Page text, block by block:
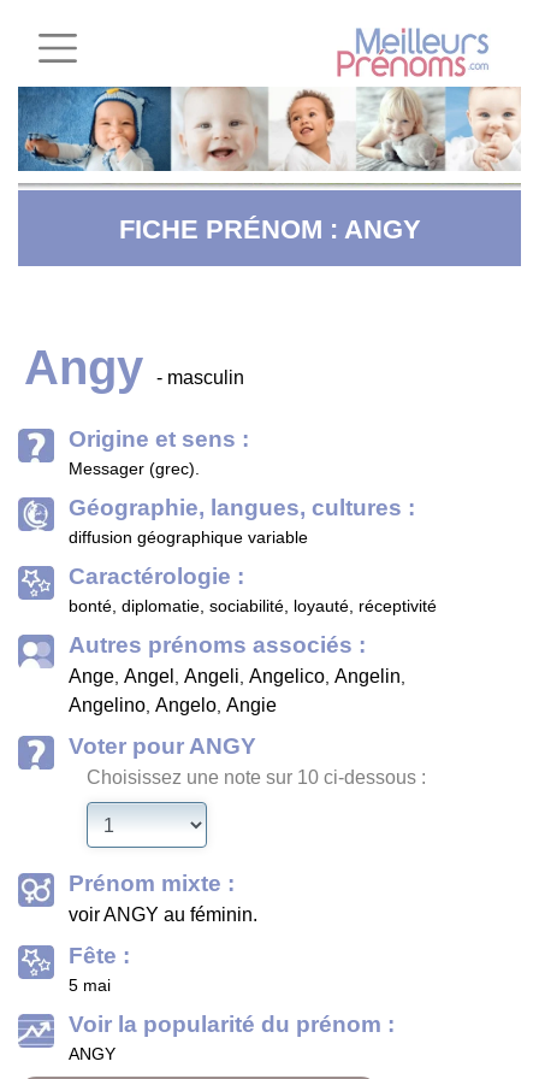
FICHE PRÉNOM : ANGY
Angy - masculin
Origine et sens :
Messager (grec).
Géographie, langues, cultures :
diffusion géographique variable
Caractérologie :
bonté, diplomatie, sociabilité, loyauté, réceptivité
Autres prénoms associés :
Ange, Angel , Angeli, Angelico, Angelin,
Angelino, Angelo, Angie
Voter pour ANGY
Choisissez une note sur 10 ci-dessous :
Prénom mixte :
voir ANGY au féminin.
Fête :
5 mai
Voir la popularité du prénom :
ANGY